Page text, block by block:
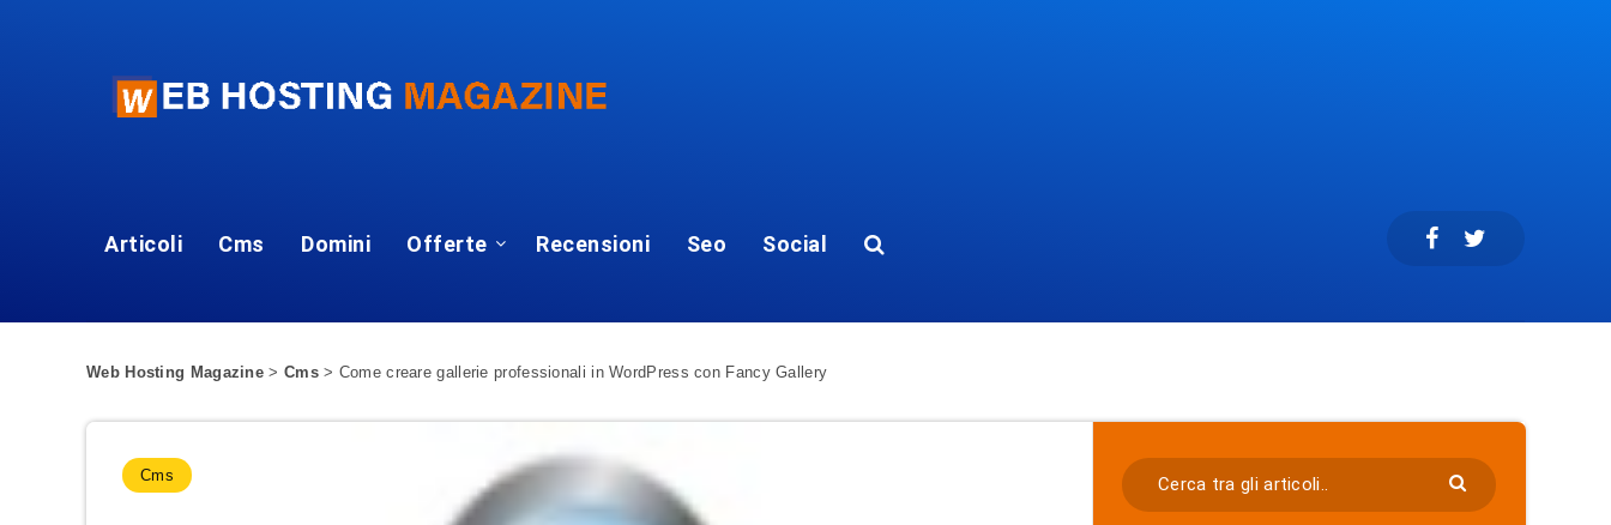
Articoli Cms Domini Offerte Recensioni Seo Social
Web Hosting Magazine > Cms> Come creare gallerie professionali in WordPress con Fancy Gallery
Cms